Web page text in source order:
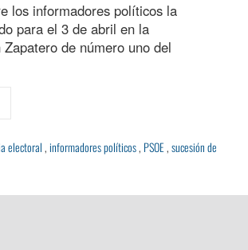
los informadores políticos la
para el 3 de abril en la
de número uno del
electoral,informadores políticos, PSOE,sucesión de